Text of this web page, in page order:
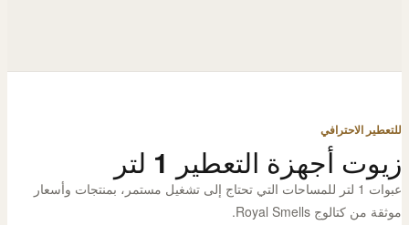
للتعطير الاحترافي
زيوت أجهزة التعطير 1 لتر
عبوات 1 لتر للمساحات التي تحتاج إلى تشغيل مستمر، بمنتجات وأسعار
موثقة من كتالوج Royal Smells.